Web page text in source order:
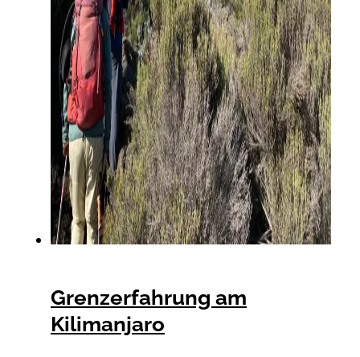
Grenzerfahrung am
Kilimanjaro